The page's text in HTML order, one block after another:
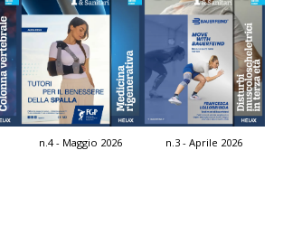
n.4 - Maggio 2026 n.3 - Aprile 2026